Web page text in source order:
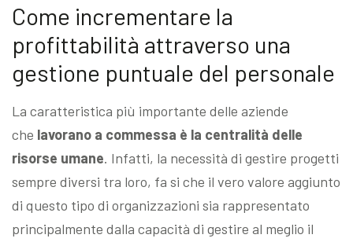
Come incrementare la
profittabilità attraverso una
gestione puntuale del personale
La caratteristica più importante delle aziende
che lavorano a commessa è la centralità delle
risorse umane. Infatti, la necessità di gestire progetti
sempre diversi tra loro, fa si che il vero valore aggiunto
di questo tipo di organizzazioni sia rappresentato
principalmente dalla capacità di gestire al meglio il